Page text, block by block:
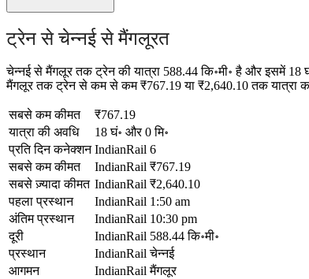
ट्रेन से चेन्नई से मैंगलूरत
चेन्नई से मैंगलूर तक ट्रेन की यात्रा 588.44 कि॰मी॰ है और इसमें
मैंगलूर तक ट्रेन से कम से कम ₹767.19 या ₹2,640.10 तक यात्रा
सबसे कम कीमत
₹767.19
यात्रा की अवधि
18 घं॰ और 0 मि॰
प्रति दिन कनेक्शन IndianRail 6
सबसे कम कीमत
IndianRail ₹767.19
सबसे ज़्यादा कीमत IndianRail ₹2,640.10
पहला प्रस्थान
IndianRail 1:50 am
अंतिम प्रस्थान
IndianRail 10:30 pm
दूरी
IndianRail 588.44 कि॰मी॰
प्रस्थान
IndianRail चेन्नई
आगमन
IndianRail मैंगलूर